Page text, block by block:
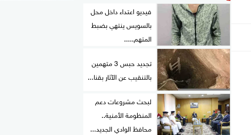
فيديو اعتداء داخل محل
بالسويس ينتهي بضبط
المتهم.....
تجديد حبس 3 متهمين
بالتنقيب عن الآثار بقنا...
لبحث مشروعات دعم
المنظومة الأمنية..
محافظ الوادي الجديد...